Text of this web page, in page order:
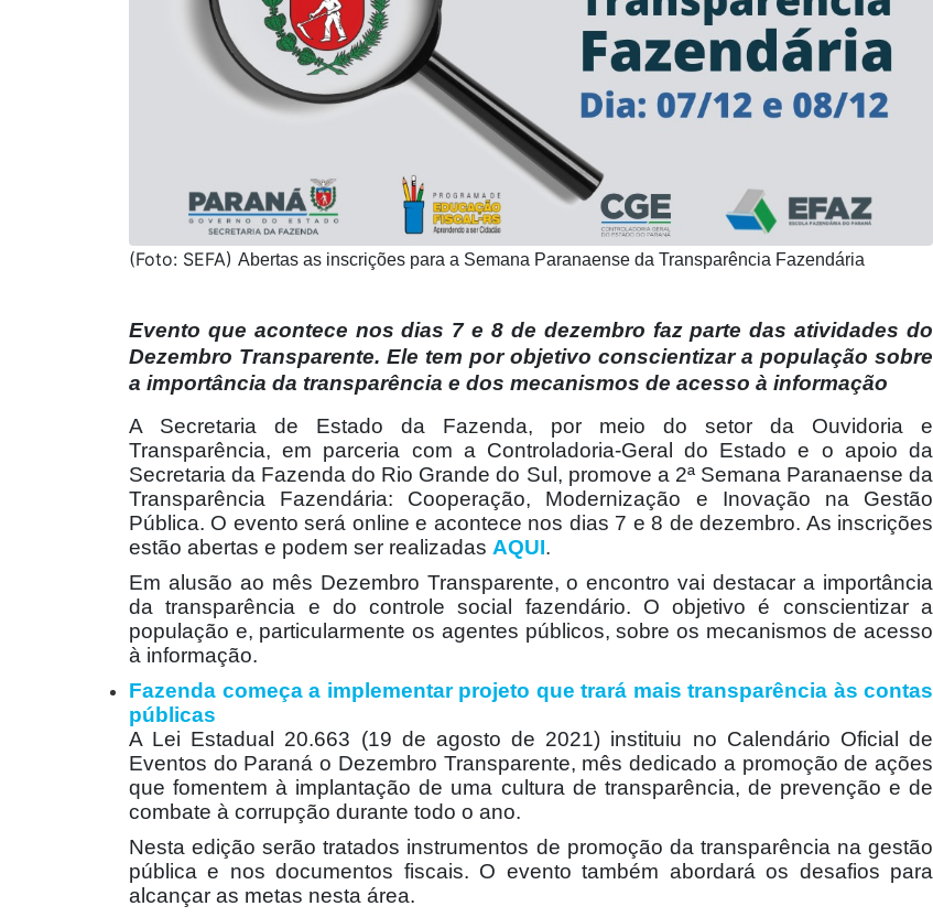
(Foto: SEFA) Abertas as inscrições para a Semana Paranaense da Transparência Fazendária
Evento que acontece nos dias 7 e 8 de dezembro faz parte das atividades do
Dezembro Transparente. Ele tem por objetivo conscientizar a população sobre
a importância da transparência e dos mecanismos de acesso à informação
A Secretaria de Estado da Fazenda, por meio do setor da Ouvidoria e
Transparência, em parceria com a Controladoria-Geral do Estado e o apoio da
Secretaria da Fazenda do Rio Grande do Sul, promove a 2ª Semana Paranaense da
Transparência Fazendária: Cooperação, Modernização e Inovação na Gestão
Pública. O evento será online e acontece nos dias 7 e 8 de dezembro. As inscrições
estão abertas e podem ser realizadas AQUI.
Em alusão ao mês Dezembro Transparente, o encontro vai destacar a importância
da transparência e do controle social fazendário. O objetivo é conscientizar a
população e, particularmente os agentes públicos, sobre os mecanismos de acesso
à informação.
Fazenda começa a implementar projeto que trará mais transparência às contas
públicas
A Lei Estadual 20.663 (19 de agosto de 2021) instituiu no Calendário Oficial de
Eventos do Paraná o Dezembro Transparente, mês dedicado a promoção de ações
que fomentem à implantação de uma cultura de transparência, de prevenção e de
combate à corrupção durante todo o ano.
Nesta edição serão tratados instrumentos de promoção da transparência na gestão
pública e nos documentos fiscais. O evento também abordará os desafios para
alcançar as metas nesta área.